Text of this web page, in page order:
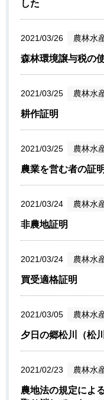
した
2021/03/26 農林水
森林環境譲与税の
2021/03/25 農林水
耕作証明
2021/03/25 農林水
農業を営む者の証明
2021/03/24 農林水
非農地証明
2021/03/24 農林水
買受適格証明
2021/03/05 農林水
夕日の郷松川（松
2021/02/23 農林水
農地法の規定によ